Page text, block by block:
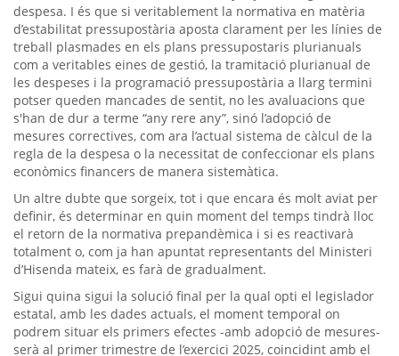
despesa. I és que si veritablement la normativa en matèria
d’estabilitat pressupostària aposta clarament per les línies de
treball plasmades en els plans pressupostaris plurianuals
com a veritables eines de gestió, la tramitació plurianual de
les despeses i la programació pressupostària a llarg termini
potser queden mancades de sentit, no les avaluacions que
s'han de dur a terme “any rere any”, sinó l’adopció de
mesures correctives, com ara l’actual sistema de càlcul de la
regla de la despesa o la necessitat de confeccionar els plans
econòmics financers de manera sistemàtica.
Un altre dubte que sorgeix, tot i que encara és molt aviat per
definir, és determinar en quin moment del temps tindrà lloc
el retorn de la normativa prepandèmica i si es reactivarà
totalment o, com ja han apuntat representants del Ministeri
d’Hisenda mateix, es farà de gradualment.
Sigui quina sigui la solució final per la qual opti el legislador
estatal, amb les dades actuals, el moment temporal on
podrem situar els primers efectes -amb adopció de mesures-
serà al primer trimestre de l’exercici 2025, coincidint amb el